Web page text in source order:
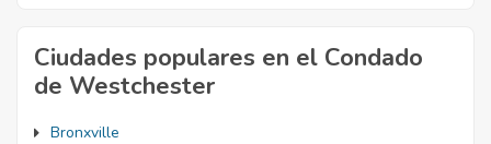
Ciudades populares en el Condado
de Westchester
Bronxville